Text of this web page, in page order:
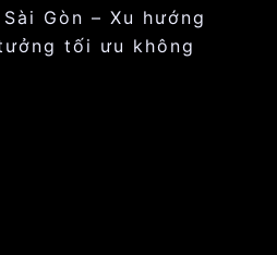
Gòn – Xu hướng
tối ưu không